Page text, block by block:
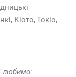
Кіото, Токіо,
любимо: